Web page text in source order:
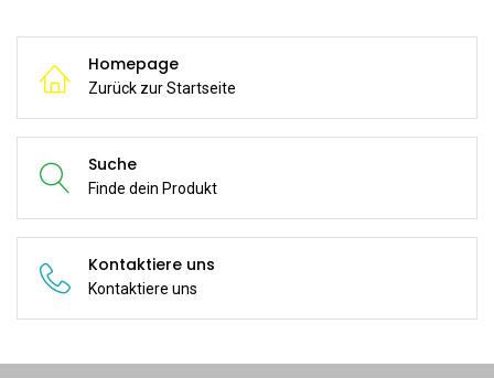
Homepage
Zurück zur Startseite
Suche
Finde dein Produkt
Kontaktiere uns
Kontaktiere uns